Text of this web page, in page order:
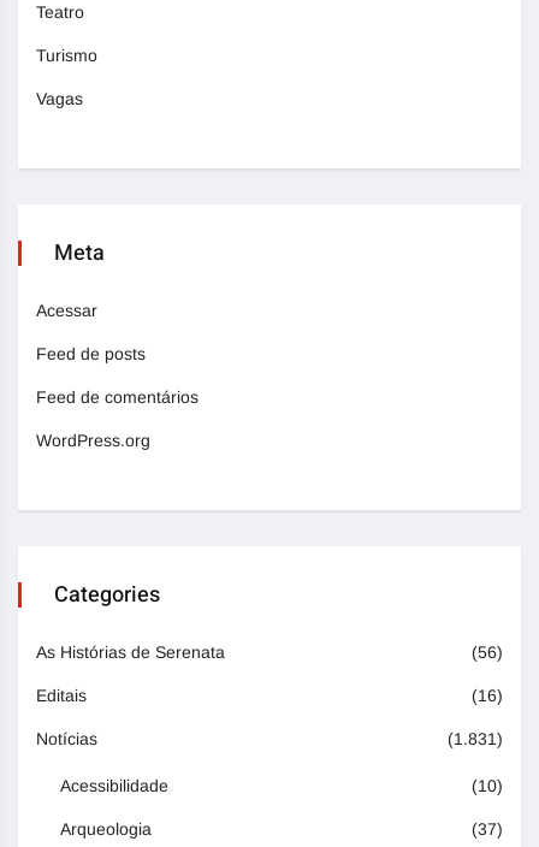
Teatro
Turismo
Vagas
Meta
Acessar
Feed de posts
Feed de comentários
WordPress.org
Categories
As Histórias de Serenata (56)
Editais (16)
Notícias (1.831)
Acessibilidade (10)
Arqueologia (37)